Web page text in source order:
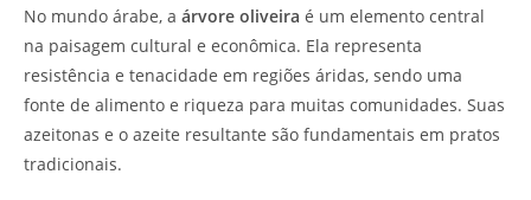
No mundo árabe, a árvore oliveira é um elemento central
na paisagem cultural e econômica. Ela representa
resistência e tenacidade em regiões áridas, sendo uma
fonte de alimento e riqueza para muitas comunidades. Suas
azeitonas e o azeite resultante são fundamentais em pratos
tradicionais.